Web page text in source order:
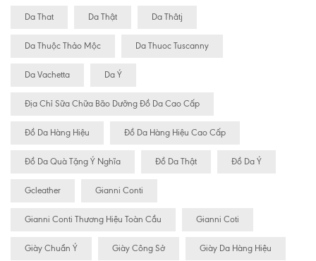
Da That Da Thật Da Thâtj
Da Thuộc Thảo Mộc Da Thuoc Tuscanny
Da Vachetta Da Ý
Địa Chỉ Sữa Chữa Bão Dưỡng Đồ Da Cao Cấp
Đồ Da Hàng Hiệu Đồ Da Hàng Hiệu Cao Cấp
Đồ Da Quà Tặng Ý Nghĩa Đồ Da Thật Đồ Da Ý
Gcleather Gianni Conti
Gianni Conti Thương Hiệu Toàn Cầu Gianni Coti
Giày Chuẩn Ý Giày Công Sở Giày Da Hàng Hiệu